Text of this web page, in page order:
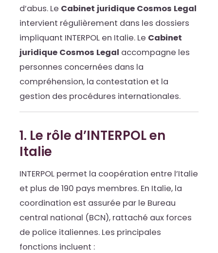
d’abus. Le Cabinet juridique Cosmos Legal
intervient régulièrement dans les dossiers
impliquant INTERPOL en Italie. Le Cabinet
juridique Cosmos Legal accompagne les
personnes concernées dans la
compréhension, la contestation et la
gestion des procédures internationales.
1. Le rôle d’INTERPOL en
Italie
INTERPOL permet la coopération entre l’Italie
et plus de 190 pays membres. En Italie, la
coordination est assurée par le Bureau
central national (BCN), rattaché aux forces
de police italiennes. Les principales
fonctions incluent :